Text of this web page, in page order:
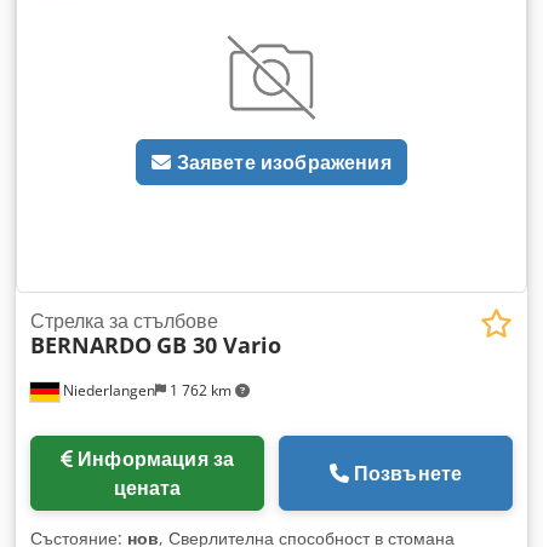
Nefx Ab Hek - Възможност за огъване до 90° Оборудване: -
Форми за огъване: ½“ – ¾“ – 1“ – 1 ¼“ – 1 ½“ – 2“
Заявете изображения
Niederlangen 1 762 km
Стрелка за стълбове
BERNARDO GB 30 Vario
Информация за
цената
Позвънете
Състояние: нов, Сверлителна способност в стомана